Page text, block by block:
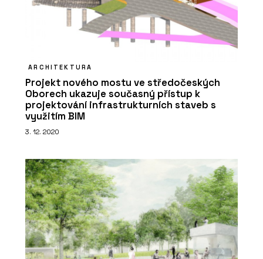
ARCHITEKTURA
Projekt nového mostu ve středočeských
Oborech ukazuje současný přístup k
projektování infrastrukturních staveb s
využitím BIM
3. 12. 2020